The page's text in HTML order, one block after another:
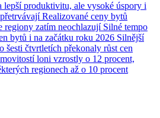
lepší produktivitu, ale vysoké úspory i
Realizované ceny bytů
regiony zatím neochlazují Silné tempo
bytů i na začátku roku 2026 Silnější
šesti čtvrtletích překonaly růst cen
loni vzrostly o 12 procent,
regionech až o 10 procent